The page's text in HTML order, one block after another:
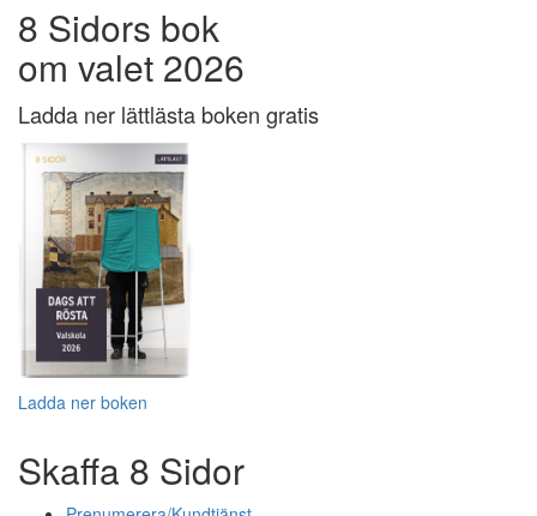
8 Sidors bok
om valet 2026
Ladda ner lättlästa boken gratis
Ladda ner boken
Skaffa 8 Sidor